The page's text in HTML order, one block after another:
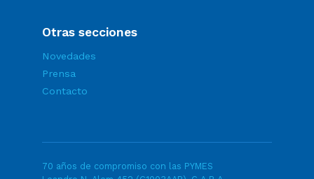
Otras secciones
Novedades
Prensa
Contacto
70 años de compromiso con las PYMES